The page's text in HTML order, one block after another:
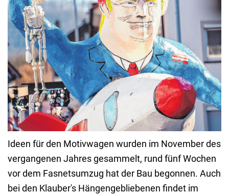
Ideen für den Motivwagen wurden im November des
vergangenen Jahres gesammelt, rund fünf Wochen
vor dem Fasnetsumzug hat der Bau begonnen. Auch
bei den Klauber's Hängengebliebenen findet im